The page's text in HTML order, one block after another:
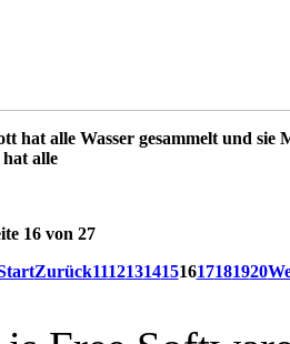
hat alle Wasser gesammelt und sie
alle
16 von 27
Zurück11121314151617181920